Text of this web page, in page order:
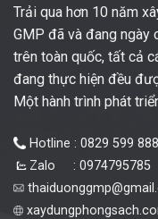
Trải qua hơn 10 năm
GMP đã và đang ngày
trên toàn quốc, tất cả
đang thực hiện đều
Một hành trình phát
Hotline : 0829 599 888
Zalo : 0974795785